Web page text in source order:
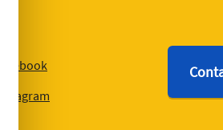
Facebook
Instagram